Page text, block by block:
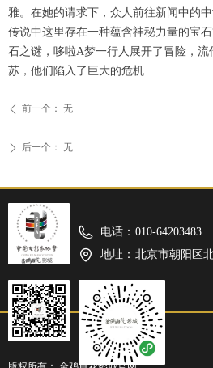
雅。在她的请求下，众人前往新闻中的中
传说中这里存在一种蕴含神秘力量的宝
石之谜，哆啦A梦一行人展开了冒险，流
苏，他们陷入了巨大的危机......
ꄴ 前一个： 无
ꄲ 后一个： 无
电话： 010-64203483
地址： 北京市朝阳区